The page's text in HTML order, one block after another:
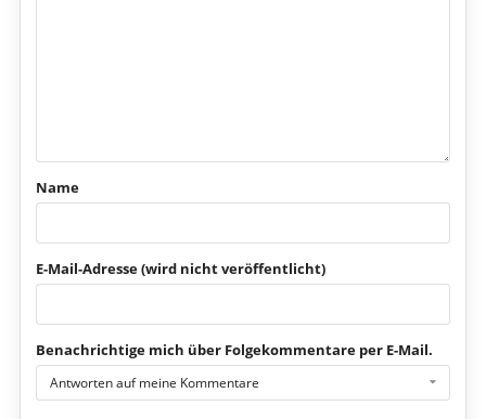
Name
E-Mail-Adresse (wird nicht veröffentlicht)
Benachrichtige mich über Folgekommentare per E-Mail.
Antworten auf meine Kommentare